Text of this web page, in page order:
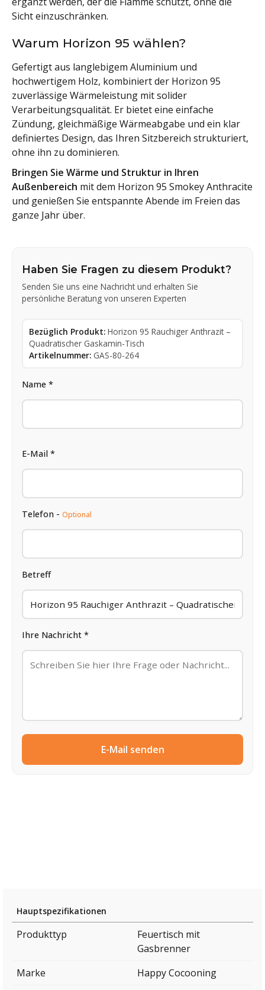
Sicht einzuschränken.
Warum Horizon 95 wählen?
Gefertigt aus langlebigem Aluminium und
hochwertigem Holz, kombiniert der Horizon 95
zuverlässige Wärmeleistung mit solider
Verarbeitungsqualität. Er bietet eine einfache
Zündung, gleichmäßige Wärmeabgabe und ein klar
definiertes Design, das Ihren Sitzbereich strukturiert,
ohne ihn zu dominieren.
Bringen Sie Wärme und Struktur in Ihren
Außenbereich mit dem Horizon 95 Smokey Anthracite
und genießen Sie entspannte Abende im Freien das
ganze Jahr über.
Haben Sie Fragen zu diesem Produkt?
Senden Sie uns eine Nachricht und erhalten Sie
persönliche Beratung von unseren Experten
Bezüglich Produkt: Horizon 95 Rauchiger Anthrazit –
Quadratischer Gaskamin-Tisch
Artikelnummer: GAS-80-264
Name *
E-Mail *
Telefon - Optional
Betreff
Ihre Nachricht *
E-Mail senden
Hauptspezifikationen
Produkttyp
Feuertisch mit
Gasbrenner
Marke
Happy Cocooning